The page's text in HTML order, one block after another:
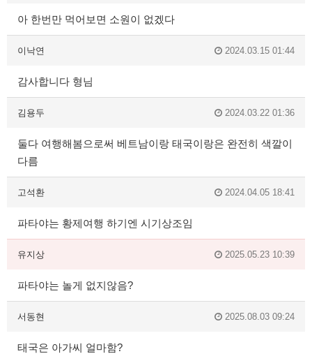
아 한번만 먹어보면 소원이 없겠다
이낙연 2024.03.15 01:44
감사합니다 형님
김용두 2024.03.22 01:36
둘다 여행해봄으로써 베트남이랑 태국이랑은 완전히 색깔이
다름
고석환 2024.04.05 18:41
파타야는 황제여행 하기엔 시기상조임
유지상 2025.05.23 10:39
파타야는 놀게 없지않음?
서동현 2025.08.03 09:24
태국은 아가씨 얼마함?